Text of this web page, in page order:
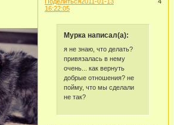
16:22:05
Мурка написал(а):
я не знаю, что делать?
привязалась в нему
очень... как вернуть
добрые отношения? не
пойму, что мы сделали
не так?